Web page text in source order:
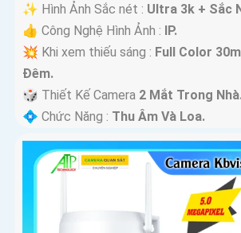
✨ Hình Ảnh Sắc nét : Ultra 3k + Sắc
👍 Công Nghệ Hình Ảnh : IP.
💥 Khi xem thiếu sáng : Full Color
Ðêm.
🎲 Thiết Kế Camera 2 Mắt Trong
️💠 Chức Năng : Thu Âm Và Loa.